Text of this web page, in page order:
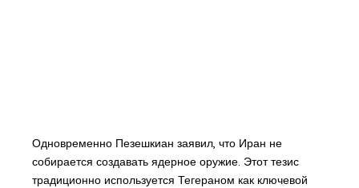
Одновременно Пезешкиан заявил, что Иран не
собирается создавать ядерное оружие. Этот тезис
традиционно используется Тегераном как ключевой